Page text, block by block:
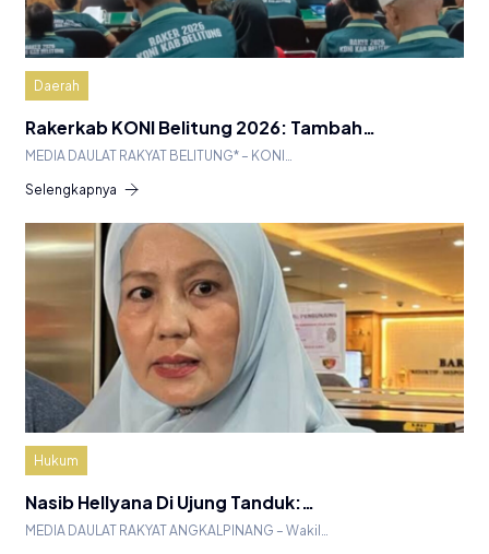
Daerah
Rakerkab KONI Belitung 2026: Tambah…
MEDIA DAULAT RAKYAT BELITUNG* – KONI…
Selengkapnya
Hukum
Nasib Hellyana Di Ujung Tanduk:…
MEDIA DAULAT RAKYAT ANGKALPINANG – Wakil…